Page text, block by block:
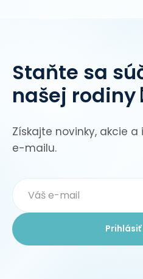
Staňte sa
našej rodiny
Získajte novinky, akcie
e-mailu.